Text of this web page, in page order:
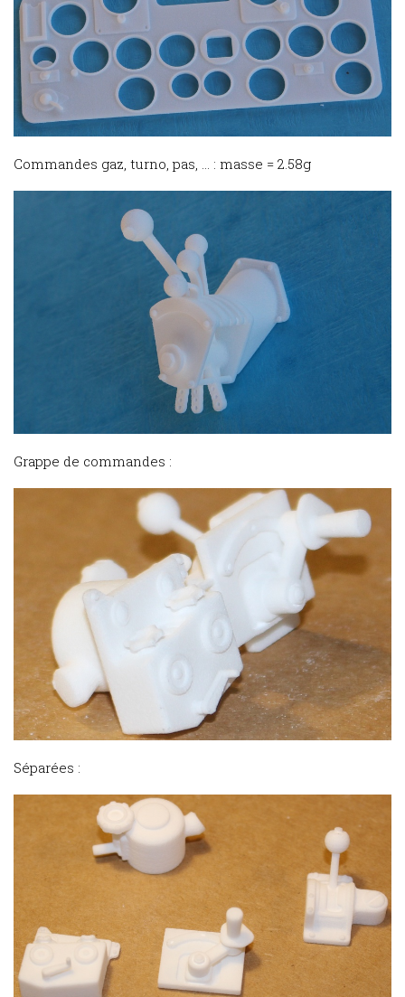
Commandes gaz, turno, pas, … : masse = 2.58g
Grappe de commandes :
Séparées :